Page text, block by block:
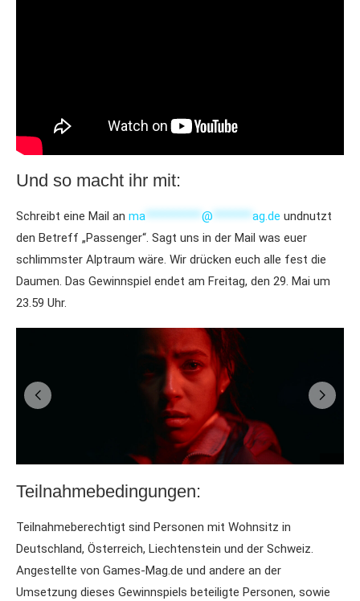
Und so macht ihr mit:
Schreibt eine Mail an ma ********** @ ******* ag.de undnutzt
den Betreff „Passenger“. Sagt uns in der Mail was euer
schlimmster Alptraum wäre. Wir drücken euch alle fest die
Daumen. Das Gewinnspiel endet am Freitag, den 29. Mai um
23.59 Uhr.
Teilnahmebedingungen:
Teilnahmeberechtigt sind Personen mit Wohnsitz in
Deutschland, Österreich, Liechtenstein und der Schweiz.
Angestellte von Games-Mag.de und andere an der
Umsetzung dieses Gewinnspiels beteiligte Personen, sowie